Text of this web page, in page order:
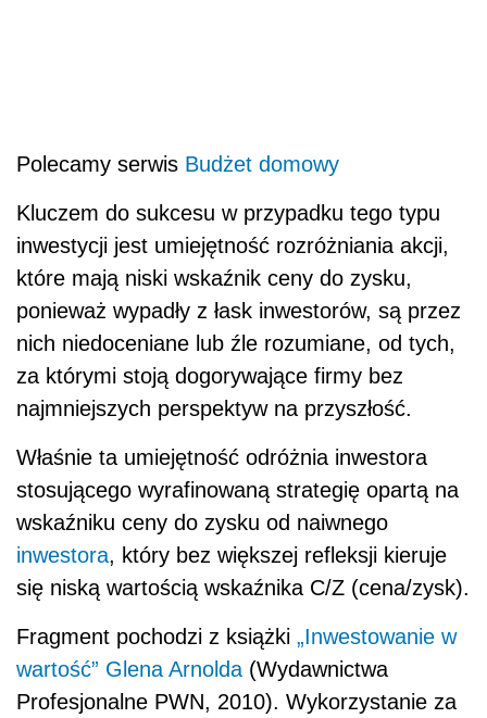
Polecamy serwis Budżet domowy
Kluczem do sukcesu w przypadku tego typu
inwestycji jest umiejętność rozróżniania akcji,
które mają niski wskaźnik ceny do zysku,
ponieważ wypadły z łask inwestorów, są przez
nich niedoceniane lub źle rozumiane, od tych,
za którymi stoją dogorywające firmy bez
najmniejszych perspektyw na przyszłość.
Właśnie ta umiejętność odróżnia inwestora
stosującego wyrafinowaną strategię opartą na
wskaźniku ceny do zysku od naiwnego
inwestora, który bez większej refleksji kieruje
się niską wartością wskaźnika C/Z (cena/zysk).
Fragment pochodzi z książki „Inwestowanie w
wartość” Glena Arnolda (Wydawnictwa
Profesjonalne PWN, 2010). Wykorzystanie za